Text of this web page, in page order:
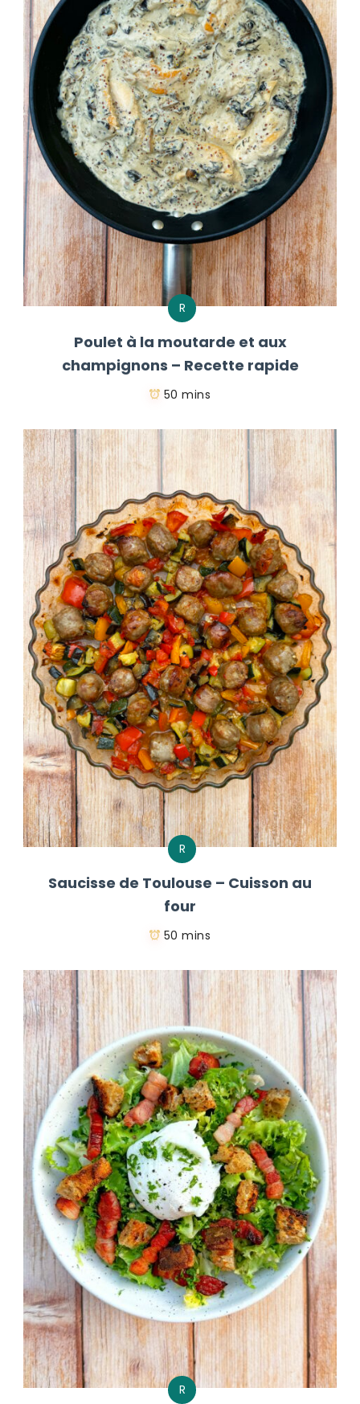
R
Poulet à la moutarde et aux
champignons – Recette rapide
50 mins
R
Saucisse de Toulouse – Cuisson au
four
50 mins
R